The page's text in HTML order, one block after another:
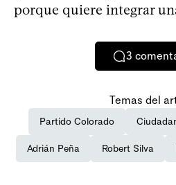
porque quiere integrar
3
Temas del
Partido Colorado
Adrián Peña Robert Silva